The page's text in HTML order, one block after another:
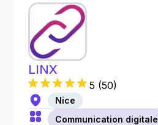
LINX
5 (50)
Nice
Communication digitale